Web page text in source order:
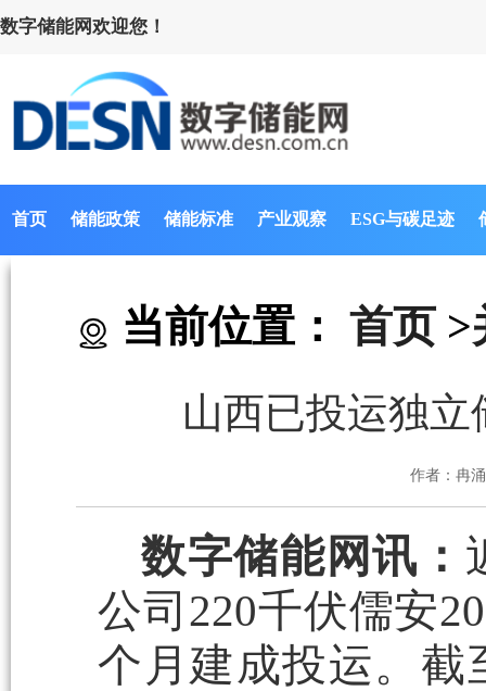
数字储能网欢迎您！
首页 储能政策 储能标准 产业观察 ESG与碳足迹
当前位置： 首页 >
山西已投运独立
作者：冉
数字储能网讯：
公司220千伏儒安
个月建成投运。截